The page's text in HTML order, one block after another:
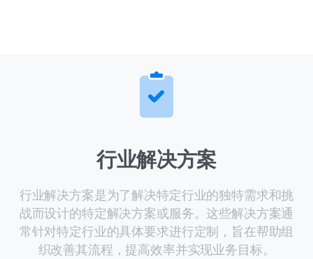
行业解决方案
行业解决方案是为了解决特定行业的独特需求和挑
战而设计的特定解决方案或服务。这些解决方案通
常针对特定行业的具体要求进行定制，旨在帮助组
织改善其流程，提高效率并实现业务目标。